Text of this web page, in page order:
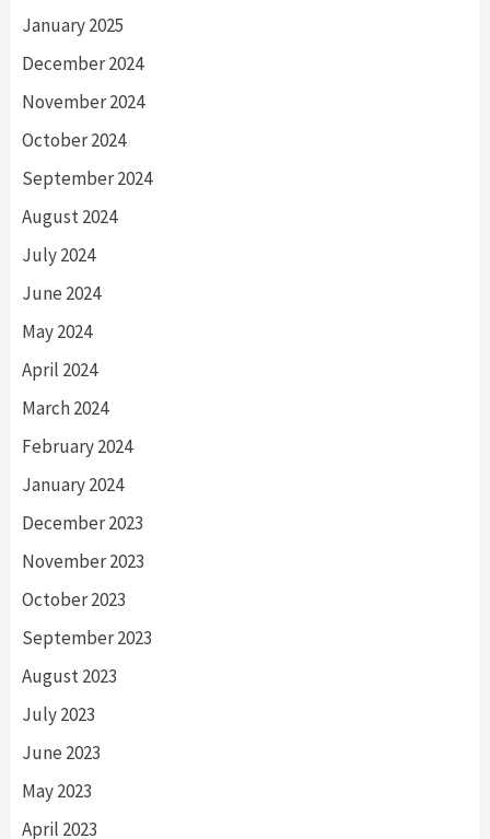
January 2025
December 2024
November 2024
October 2024
September 2024
August 2024
July 2024
June 2024
May 2024
April 2024
March 2024
February 2024
January 2024
December 2023
November 2023
October 2023
September 2023
August 2023
July 2023
June 2023
May 2023
April 2023